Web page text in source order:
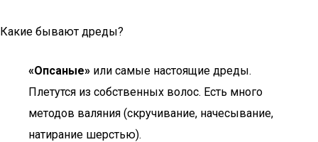
Какие бывают дреды?
«Опсаные» или самые настоящие дреды.
Плетутся из собственных волос. Есть много
методов валяния (скручивание, начесывание,
натирание шерстью).